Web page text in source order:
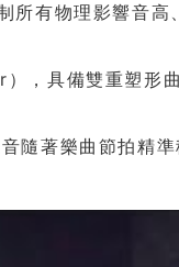
所有物理影響音
，具備雙重塑形
隨著樂曲節拍精